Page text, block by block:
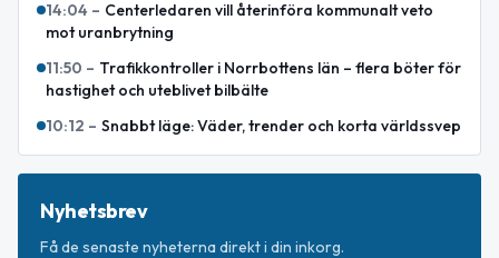
14:04 – Centerledaren vill återinföra kommunalt veto
mot uranbrytning
11:50 – Trafikkontroller i Norrbottens län – flera böter för
hastighet och uteblivet bilbälte
10:12 – Snabbt läge: Väder, trender och korta världssvep
Nyhetsbrev
Få de senaste nyheterna direkt i din inkorg.